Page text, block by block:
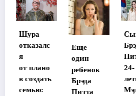
плано
Еще
ребенок
Брэда
Сын
24-
летний
Мэддокс